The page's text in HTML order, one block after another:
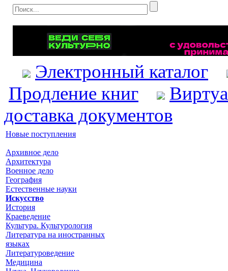
Электронный каталог
Продление книг
доставка документов
Новые поступления
Архивное дело
Архитектура
Военное дело
География
Естественные науки
Искусство
История
Краеведение
Культура. Культурология
Литература на иностранных
языках
Литературоведение
Медицина